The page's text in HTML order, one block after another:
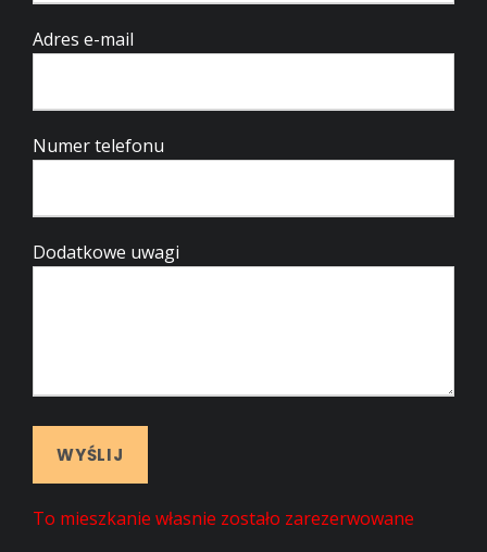
Adres e-mail
Numer telefonu
Dodatkowe uwagi
To mieszkanie własnie zostało zarezerwowane